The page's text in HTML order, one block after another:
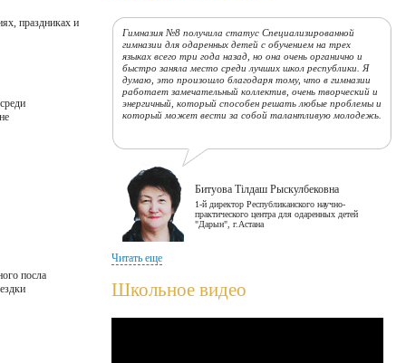
праздниках и
посла
Гимназия №8 получила статус Специализированной
гимназии для одаренных детей с обучением на трех
языках всего три года назад, но она очень органично и
быстро заняла место среди лучших школ республики. Я
думаю, это произошло благодаря тому, что в гимназии
работает замечательный коллектив, очень творческий и
энергичный, который способен решать любые проблемы и
который может вести за собой талантливую молодежь.
Битуова Тілдаш Рыскулбековна
1-й директор Республиканского научно-
практического центра для одаренных детей
"Дарын", г.Астана
Сегодняшнее время - время знаний и новых технологий,
быть конкурентоспособным. Думаю, что наша гимназия,
себя в этом плане вполне оправдала. Гимназия входит в
Читать еще
Школьное видео